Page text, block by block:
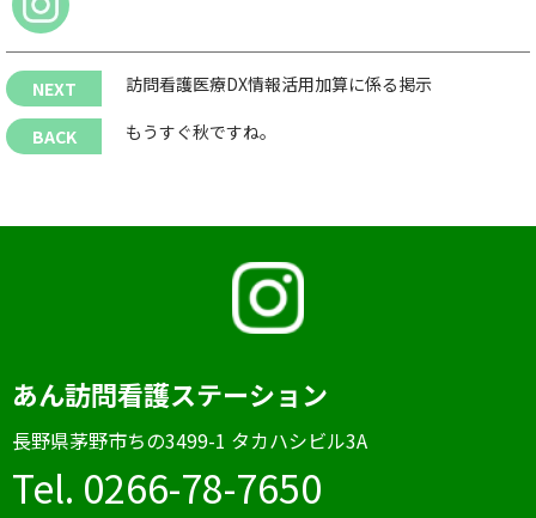
訪問看護医療DX情報活用加算に係る掲示
もうすぐ秋ですね。
あん訪問看護ステーション
⻑野県茅野市ちの3499-1 タカハシビル3A
Tel. 0266-78-7650